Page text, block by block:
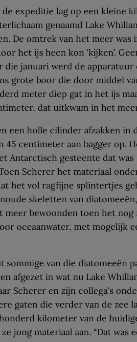
expeditie lag op een kleine
genaamd Lake
De omtrek van het meer was
het ijs heen kon ‘kijken’.
die januari werd de apparatuur
grote boor die door middel
meter diep gat in het ijs
dat uitkwam in het
een holle cilinder afzakken in
45 centimeter aan bagger op.
Antarctisch gesteente dat was
Scherer het materiaal
het vol ragfijne splintertjes
skeletten van diatomeeën,
meer bewoonden toen het nog
oceaanwater, met mogelijk
van die diatomeeën
afgezet in wat nu Lake
Scherer en zijn collega's
gaten die verder van de zee
kilometer van de
jong materiaal aan. “Dat was